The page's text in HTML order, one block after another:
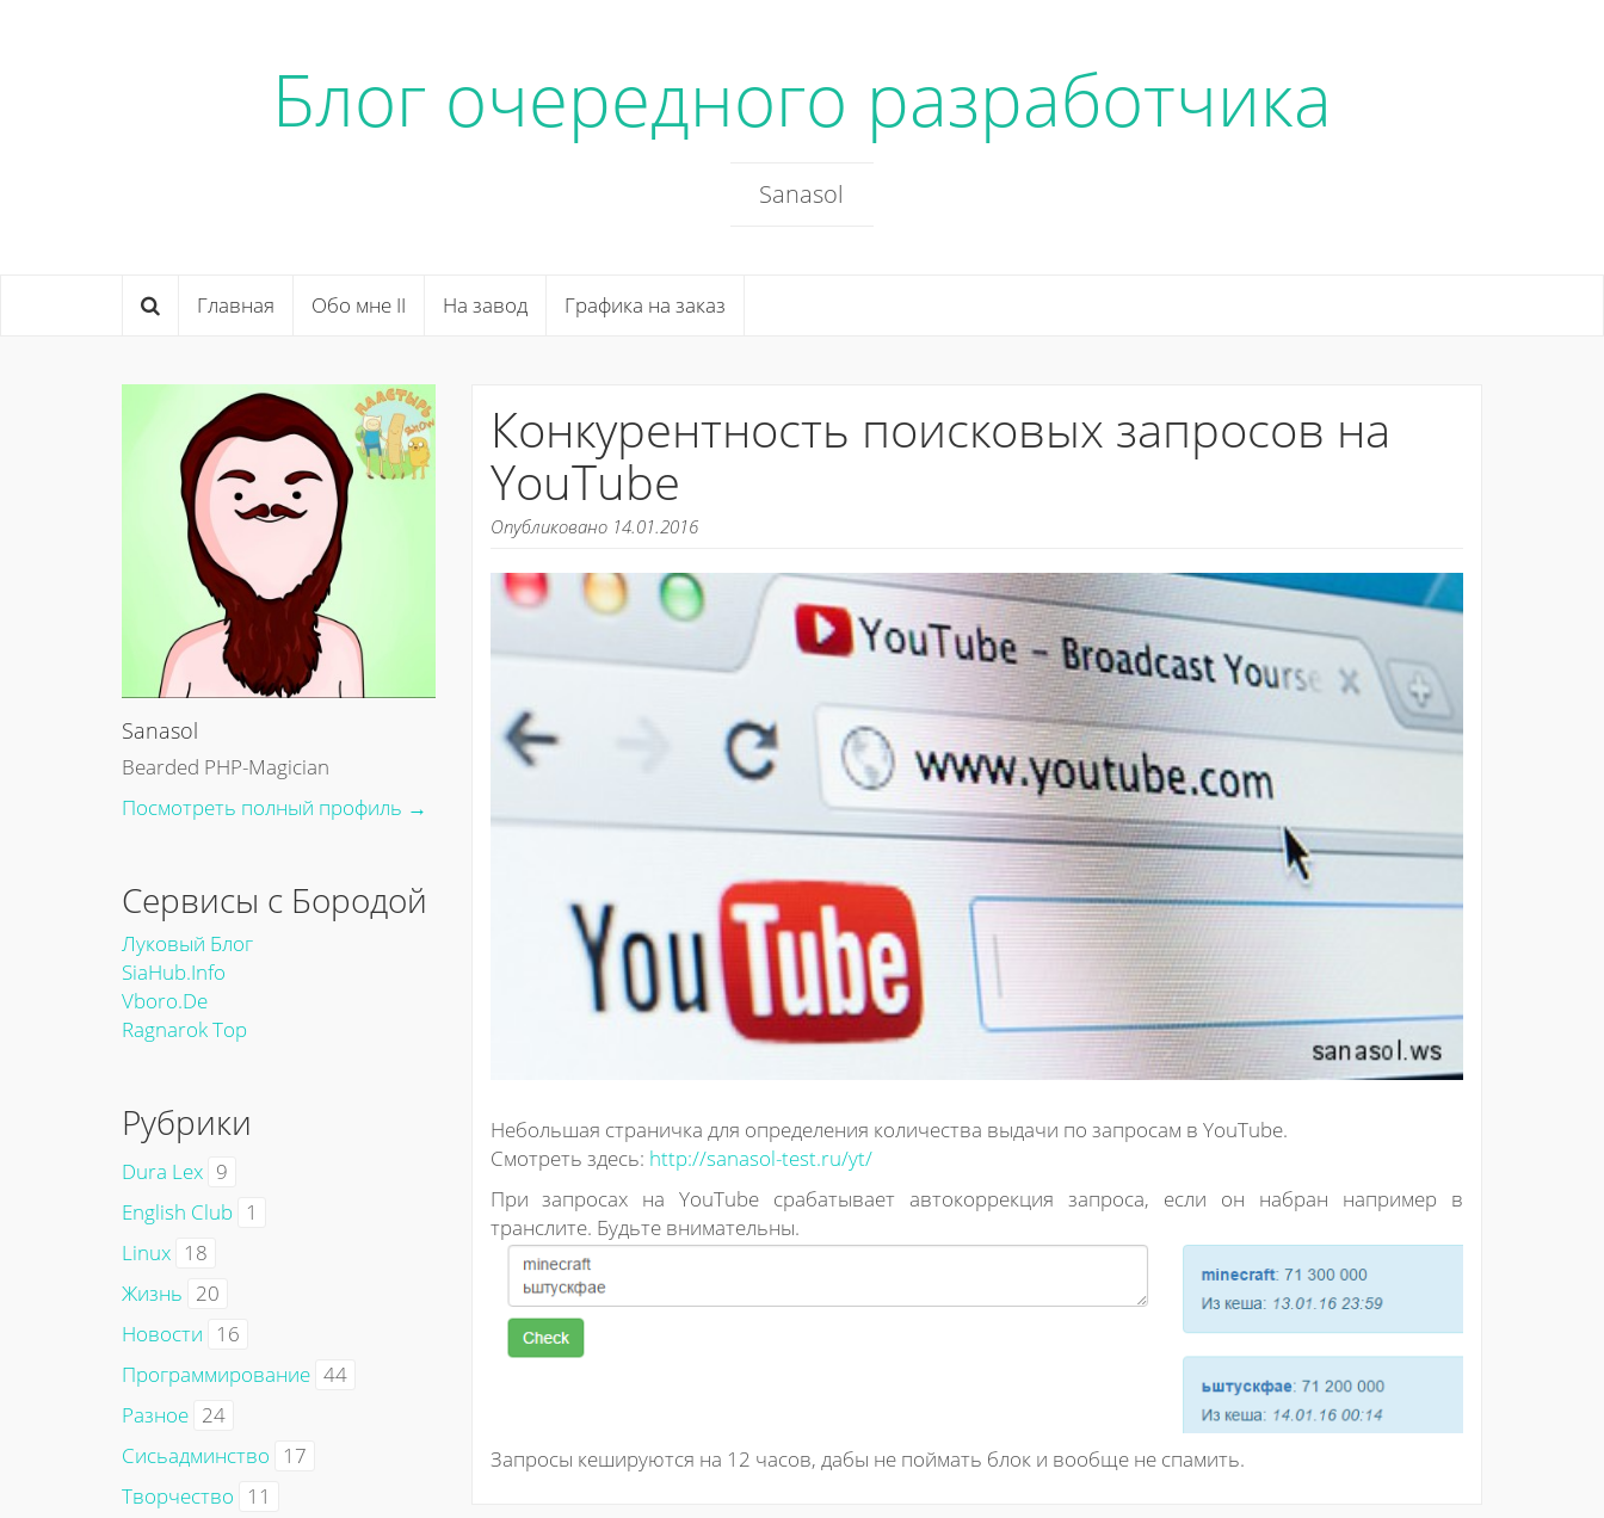
Блог очередного разработчика
Sanasol
Главная Обо мне II На завод Графика на заказ
Конкурентность поисковых запросов на
YouTube
Опубликовано 14.01.2016
Небольшая страничка для определения количества выдачи по запросам в YouTube.
Смотреть здесь: http://sanasol-test.ru/yt/
При запросах на YouTube срабатывает автокоррекция запроса, если он набран например в
транслите. Будьте внимательны.
Запросы кешируются на 12 часов, дабы не поймать блок и вообще не спамить.
Sanasol
Bearded PHP-Magician
Посмотреть полный профиль →
Сервисы с Бородой
Луковый Блог
SiaHub.info
Vboro.de
Ragnarok Top
Рубрики
Dura Lex 9
English Club 1
Linux 18
Жизнь 20
Новости
16
Программирование 44
Разное 24
Сисьадминство
17
Творчество
11